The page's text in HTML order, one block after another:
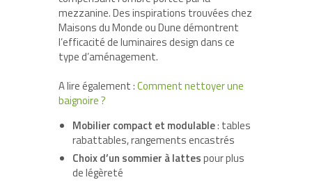
mezzanine. Des inspirations trouvées chez
Maisons du Monde ou Dune démontrent
l’efficacité de luminaires design dans ce
type d’aménagement.
A lire également :Comment nettoyer une
baignoire ?
Mobilier compact et modulable: tables
rabattables, rangements encastrés
Choix d’un sommier à lattespour plus
de légèreté